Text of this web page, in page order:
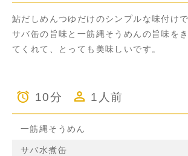
鮎だしめんつゆだけのシンプルな味付け
サバ缶の旨味と一筋縄そうめんの旨味を
てくれて、とっても美味しいです。
10分 1人前
一筋縄そうめん
サバ水煮缶